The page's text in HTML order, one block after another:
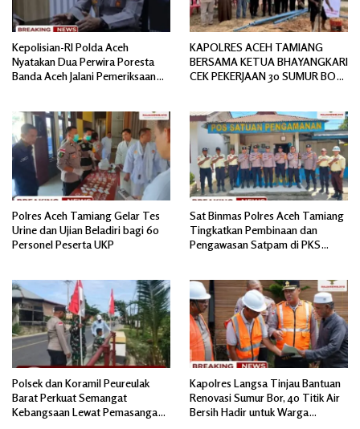
Kepolisian-RI Polda Aceh
Nyatakan Dua Perwira Poresta
Banda Aceh Jalani Pemeriksaan
KAPOLRES ACEH TAMIANG
BERSAMA KETUA BHAYANGKARI
CEK PEKERJAAN 30 SUMUR BOR
Polres Aceh Tamiang Gelar Tes
Urine dan Ujian Beladiri bagi 60
Personel Peserta UKP
Sat Binmas Polres Aceh Tamiang
Tingkatkan Pembinaan dan
Pengawasan Satpam di PKS
Polsek dan Koramil Peureulak
Barat Perkuat Semangat
Kebangsaan Lewat Pemasangan
Kapolres Langsa Tinjau Bantuan
Renovasi Sumur Bor, 40 Titik Air
Bersih Hadir untuk Warga